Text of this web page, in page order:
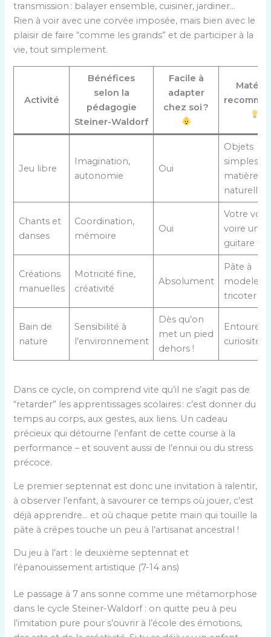
transmission : balayer ensemble, cuisiner, jardiner…
Rien à voir avec une corvée imposée, mais bien avec le
plaisir de faire “comme les grands” et de participer à la
vie, tout simplement.
Activité
Bénéfices
selon la
pédagogie
Steiner-Waldorf
Facile à
adapter
chez soi ?
Jeu libre
Imagination,
autonomie
Oui
Objets
simples,
matières
naturelles
Chants et
danses
Coordination,
mémoire
Oui
Votre voix,
voire une
guitare
Créations
manuelles
Motricité fine,
créativité
Absolument
Pâte à
modeler,
tricoter
Bain de
nature
Sensibilité à
l’environnement
Dès qu’on
met un pied
dehors !
Entouré
curiosité
Dans ce cycle, on comprend vite qu’il ne s’agit pas de
“retarder” les apprentissages scolaires : c’est donner du
temps au corps, aux gestes, aux liens. Un cadeau
précieux qui détourne l’enfant de cette course à la
performance – et souvent aussi de l’ennui ou du stress
précoce.
Le premier septennat est donc une invitation à ralentir,
à observer l’enfant, à savourer ce temps où jouer, c’est
déjà apprendre… et où chaque petite main qui touille la
pâte à crêpes touche un peu à l’artisanat ancestral !
Du jeu à l’art : le deuxième septennat et
l’épanouissement artistique (7-14 ans)
Le passage à 7 ans sonne comme une métamorphose
dans le cycle Steiner-Waldorf : on quitte peu à peu
l’imitation pure pour s’ouvrir à l’école des émotions,